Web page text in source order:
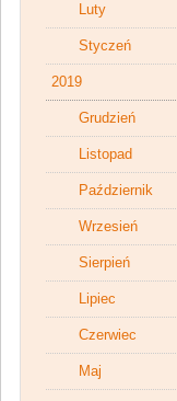
Luty
Styczeń
2019
Grudzień
Listopad
Październik
Wrzesień
Sierpień
Lipiec
Czerwiec
Maj